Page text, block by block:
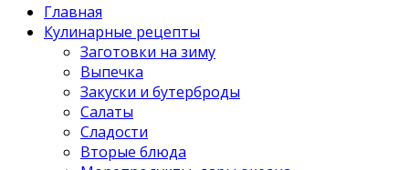
Главная
Кулинарные рецепты
Заготовки на зиму
Выпечка
Закуски и бутерброды
Салаты
Сладости
Вторые блюда